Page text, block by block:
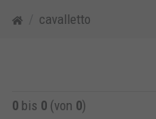
cavalletto
0 bis 0 (von 0)